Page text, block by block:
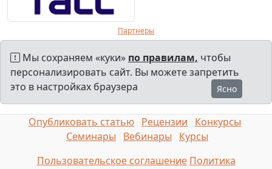
Партнеры
Мы сохраняем «куки» по правилам, чтобы
персонализировать сайт. Вы можете запретить
это в настройках браузера
Ясно
Опубликовать статью Рецензии
Конкурсы
Семинары
Вебинары
Курсы
Пользовательское соглашение Политика